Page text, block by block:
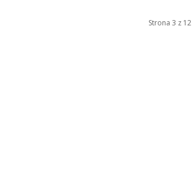
Strona 3 z 12